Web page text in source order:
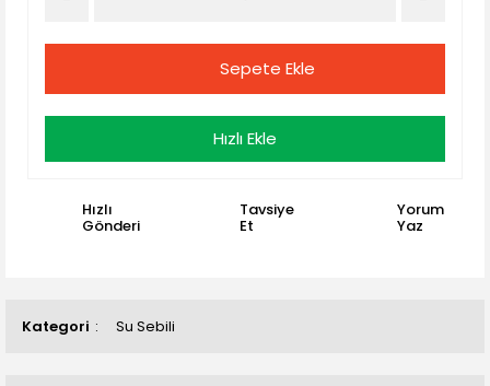
Kategori Su Sebili
Sepete Ekle
Hızlı Ekle
Hızlı
Gönderi
Tavsiye
Et
Yorum
Yaz